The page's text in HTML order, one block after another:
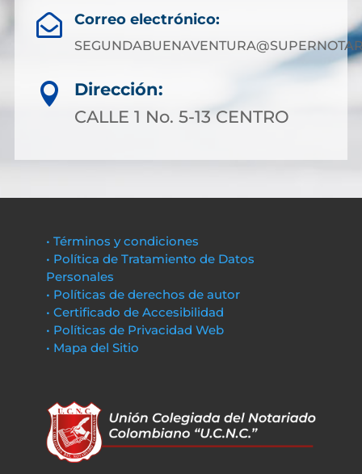
 Correo electrónico:

Dirección:
CALLE 1 No. 5-13 CENTRO
• Términos y condiciones
• Política de Tratamiento de Datos
Personales
• Políticas de derechos de autor
• Certificado de Accesibilidad
• Políticas de Privacidad Web
• Mapa del Sitio